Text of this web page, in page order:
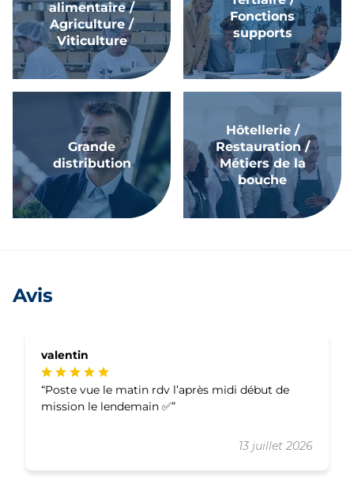
alimentaire /
Agriculture /
Viticulture
Fonctions
supports
Grande
distribution
Hôtellerie /
Restauration /
Métiers de la
bouche
Avis
valentin
13 juillet 2026
Poste vue le matin rdv l’après midi début de
mission le lendemain ✅